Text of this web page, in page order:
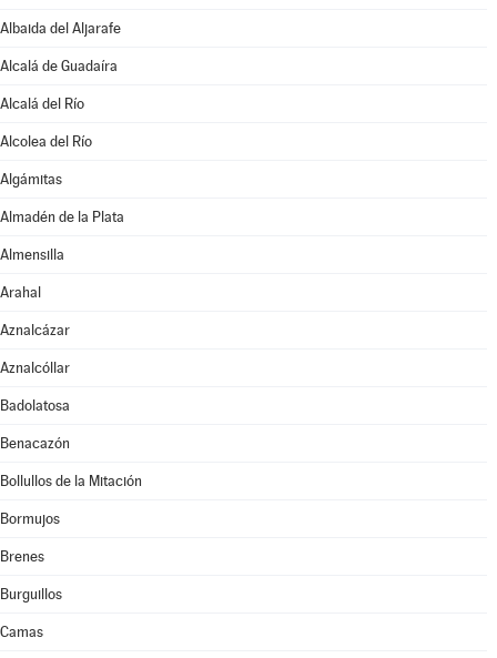
Albaida del Aljarafe
Alcalá de Guadaíra
Alcalá del Río
Alcolea del Río
Algámitas
Almadén de la Plata
Almensilla
Arahal
Aznalcázar
Aznalcóllar
Badolatosa
Benacazón
Bollullos de la Mitación
Bormujos
Brenes
Burguillos
Camas